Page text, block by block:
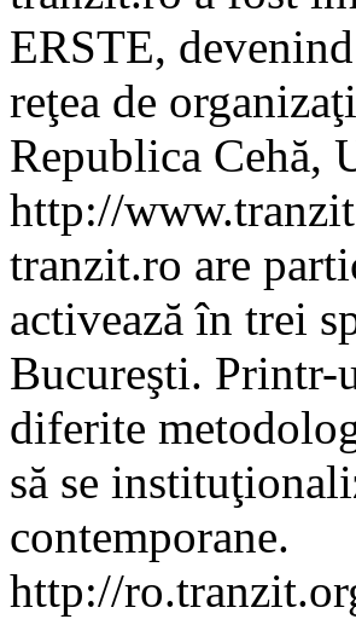
ERSTE,
reţea de
Republica Cehă,
http://
tranzit.ro are
activează în trei
Bucureşti. Printr-
diferite
să se
contemporane.
http://